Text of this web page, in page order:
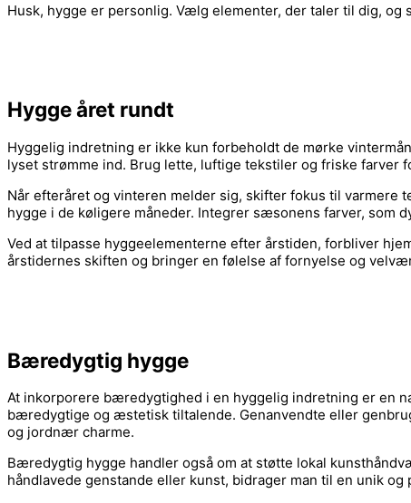
Husk, hygge er personlig. Vælg elementer, der taler til dig,
Hygge året rundt
Hyggelig indretning er ikke kun forbeholdt de mørke
lyset strømme ind. Brug lette, luftige tekstiler og friske farver
Når efteråret og vinteren melder sig, skifter fokus til
hygge i de køligere måneder. Integrer sæsonens farver, som
Ved at tilpasse hyggeelementerne efter årstiden, forbliver
årstidernes skiften og bringer en følelse af fornyelse og
Bæredygtig hygge
At inkorporere bæredygtighed i en hyggelig indretning er en
bæredygtige og æstetisk tiltalende. Genanvendte eller
og jordnær charme.
Bæredygtig hygge handler også om at støtte lokal
håndlavede genstande eller kunst, bidrager man til en unik